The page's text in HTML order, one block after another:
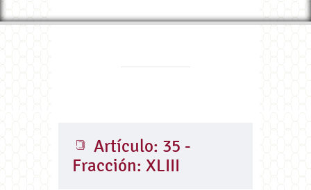
Artículo: 35 -
Fracción: XLIII